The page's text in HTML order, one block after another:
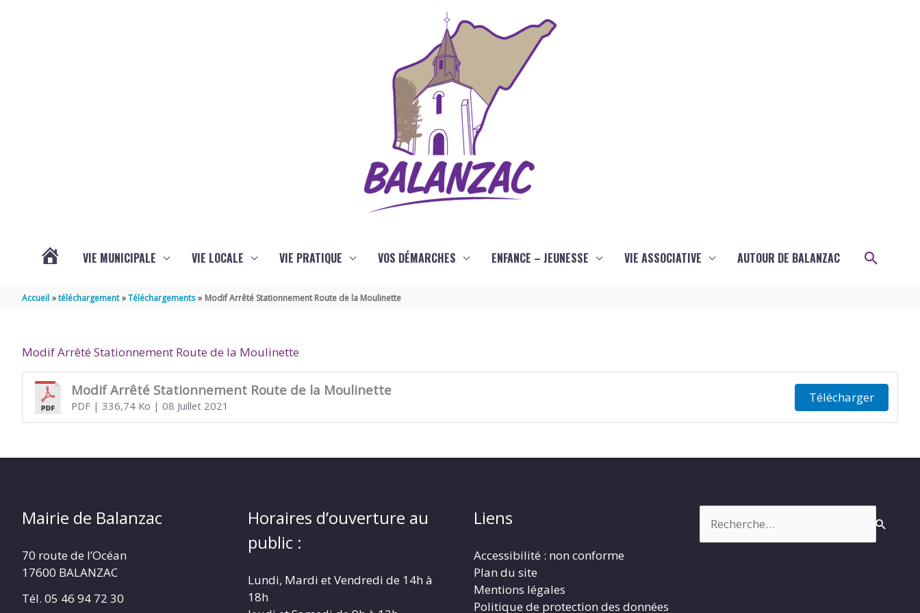
VIE MUNICIPALE VIE LOCALE VIE PRATIQUE VOS DÉMARCHES ENFANCE – JEUNESSE VIE ASSOCIATIVE AUTOUR DE BALANZAC
Accueil téléchargement Téléchargements Modif Arrêté Stationnement Route de la Moulinette
Modif Arrêté Stationnement Route de la Moulinette
Modif Arrêté Stationnement Route de la Moulinette
PDF| 336,74 Ko | 08 Juillet 2021
Télécharger
Mairie de Balanzac
70 route de l’Océan
17600 BALANZAC
Tél. 05 46 94 72 30
Horaires d’ouverture au
public :
Lundi, Mardi et Vendredi de 14h à
18h
Liens
Accessibilité : non conforme
Plan du site
Mentions légales
Politique de protection des données